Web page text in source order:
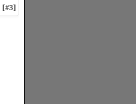
[#3]